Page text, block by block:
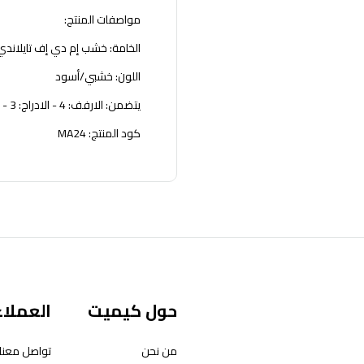
مواصفات المنتج:
الخامة: خشب إم دي إف
اللون: خشبي/أسود
يتضمن: الارفف: 4 - الادراج: 3 - الضلف: 1
كود المنتج: MA24
حول كيميت
من نحن تواصل معنا